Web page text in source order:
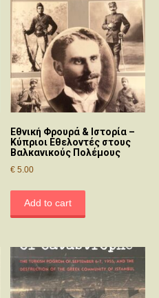
Εθνική Φρουρά & Ιστορία –
Κύπριοι Εθελοντές στους
Βαλκανικούς Πολέμους
€ 5.00
Add to cart